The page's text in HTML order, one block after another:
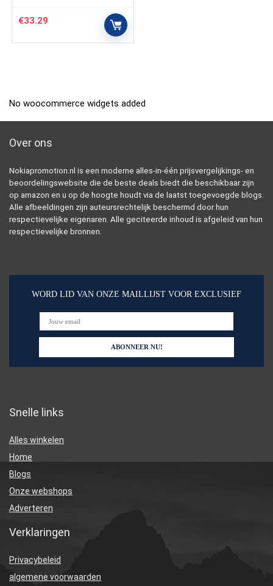
€33.29
No woocommerce widgets added
Over ons
Nokiapromotion.nl is een moderne alles-in-één prijsvergelijkings- en
beoordelingswebsite die de beste deals biedt die beschikbaar zijn
op amazon en u op de hoogte houdt via de laatst toegevoegde blogs.
Alle afbeeldingen zijn auteursrechtelijk beschermd door hun
respectievelijke eigenaren. Alle geciteerde inhoud is afgeleid van hun
respectievelijke bronnen.
WORD LID VAN ONZE MAILLIJST VOOR EXCLUSIEF
Snelle links
Alles winkelen
Home
Blogs
Onze webshops
Adverteren
Verklaringen
Privacybeleid
algemene voorwaarden